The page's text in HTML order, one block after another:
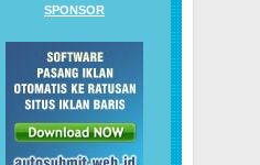
SPONSOR